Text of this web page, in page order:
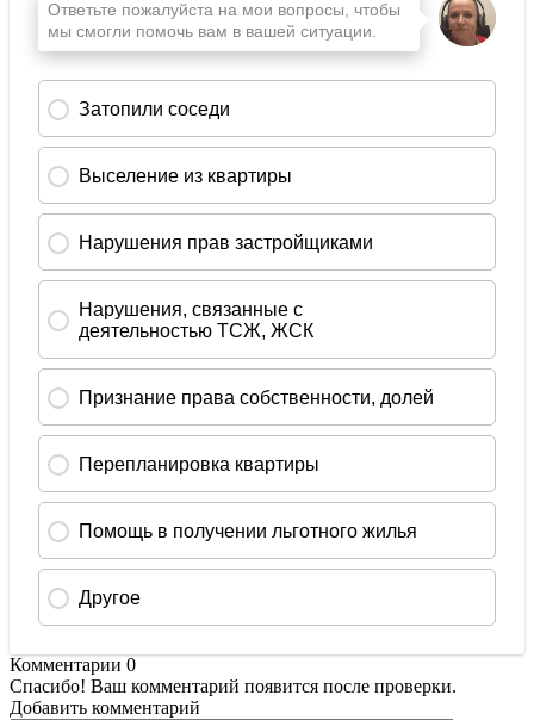
Комментарии 0
Спасибо! Ваш комментарий появится после проверки.
Добавить комментарий